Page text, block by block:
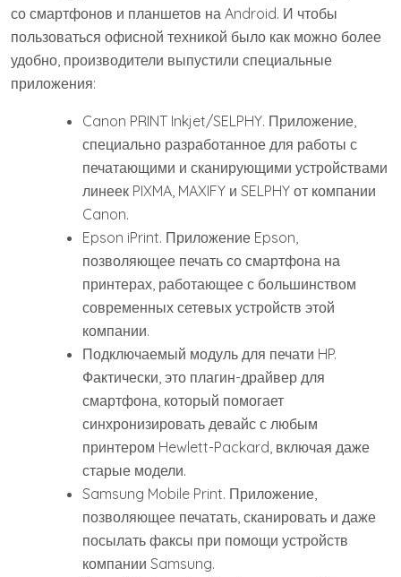
со смартфонов и планшетов на Android. И чтобы
пользоваться офисной техникой было как можно более
удобно, производители выпустили специальные
приложения:
Canon PRINT Inkjet/SELPHY. Приложение,
специально разработанное для работы с
печатающими и сканирующими устройствами
линеек PIXMA, MAXIFY и SELPHY от компании
Canon.
Epson iPrint. Приложение Epson,
позволяющее печать со смартфона на
принтерах, работающее с большинством
современных сетевых устройств этой
компании.
Подключаемый модуль для печати HP.
Фактически, это плагин-драйвер для
смартфона, который помогает
синхронизировать девайс с любым
принтером Hewlett-Packard, включая даже
старые модели.
Samsung Mobile Print. Приложение,
позволяющее печатать, сканировать и даже
посылать факсы при помощи устройств
компании Samsung.